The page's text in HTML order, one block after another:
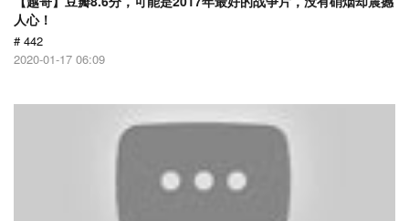
人心！
# 442
2020-01-17 06:09